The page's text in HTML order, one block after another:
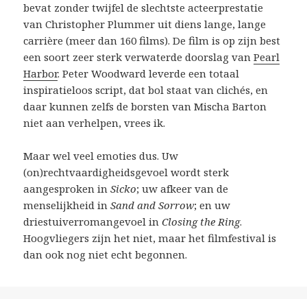
bevat zonder twijfel de slechtste acteerprestatie
van Christopher Plummer uit diens lange, lange
carrière (meer dan 160 films). De film is op zijn best
een soort zeer sterk verwaterde doorslag vanPearl
Harbor. Peter Woodward leverde een totaal
inspiratieloos script, dat bol staat van clichés, en
daar kunnen zelfs de borsten van Mischa Barton
niet aan verhelpen, vrees ik.
Maar wel veel emoties dus. Uw
(on)rechtvaardigheidsgevoel wordt sterk
aangesproken inSicko; uw afkeer van de
menselijkheid inSand and Sorrow; en uw
driestuiverromangevoel inClosing the Ring.
Hoogvliegers zijn het niet, maar het filmfestival is
dan ook nog niet echt begonnen.